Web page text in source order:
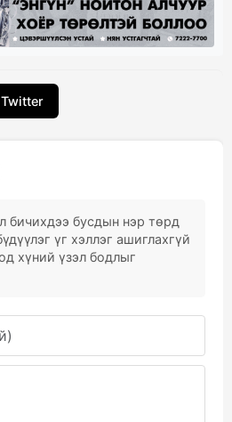
Twitter
бичихдээ бусдын нэр төрд
үг хэллэг ашиглахгүй
хүний үзэл бодлыг